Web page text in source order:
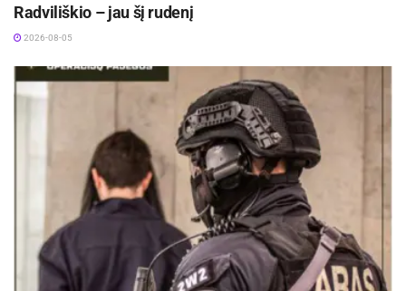
Radviliškio – jau šį rudenį
2026-08-05